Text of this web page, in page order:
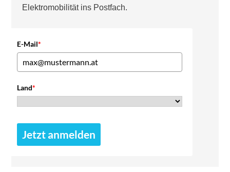
Elektromobilität ins Postfach.
E-Mail*
Land*
Jetzt anmelden